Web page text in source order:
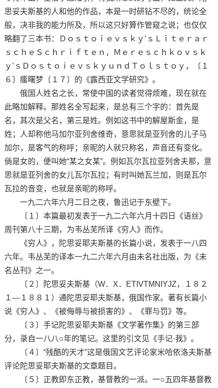
思妥夫斯基的人和他的作品，本是一时研钻不尽的，统论全
般，决非我的能力所及，所以这只好算作管窥之说；也仅仅
略翻了三本书：Ｄｏｓｔｏｉｅｖｓｋｙ’ｓＬｉｔｅｒａｒ
ｓｃｈｅＳｃｈｒｉｆｔｅｎ，Ｍｅｒｅｓｃｈｋｏｖｓｋ
ｙ’ｓＤｏｓｔｏｉｅｖｓｋｙｕｎｄＴｏｌｓｔｏｙ，〔１
６〕癗曙梦〔１７〕的《露西亚文学研究》。
俄国人姓名之长，常使中国的读者觉得烦难，现在就在
此略加解释。那姓名全写起来，是总有三个字的：首先是
名，其次是父名，第三是姓。例如这书中的解屋斯金，是
姓；人却称他马加尔亚列舍维奇，意思就是亚列舍的儿子马
加尔，是客气的称呼；亲昵的人就只称名，声音还有变化。
倘是女的，便叫她“某之女某”。例如瓦尔瓦拉亚列舍夫那，意
思就是亚列舍的女儿瓦尔瓦拉；有时叫她瓦兰加，则是瓦尔
瓦拉的音变，也就是亲昵的称呼。
一九二六年六月二日之夜，鲁迅记于东壁下。
〔１〕本篇最初发表于一九二六年六月十四日《语丝》
周刊第八十三期，为韦丛芜所译《穷人》而作。
《穷人》，陀思妥耶夫斯基的长篇小说，发表于一八四
六年。韦丛芜的译本一九二六年六月由未名社出版，为《未
名丛刊》之一。
〔２〕陀思妥夫斯基（W．X．ETIVTMNIYJZ，１８２
１—１８８１）通陀思妥耶夫斯基，俄国作家。著有长篇小
说《穷人》、《被侮辱与被损害的》、《罪与罚》等。
〔３〕手记陀思妥耶夫斯基《文学著作集》的第三部
分，录自一八八○年的笔记。这里的引文见《手记·我》。
〔４〕“残酷的天才”这是俄国文艺评论家米哈依洛夫斯基
评论陀思妥耶夫斯基的文章题目。
〔５〕正教即东正教，基督教的一派。一○五四年基督教